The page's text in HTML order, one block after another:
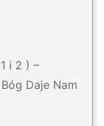
i 2 ) –
Daje Nam